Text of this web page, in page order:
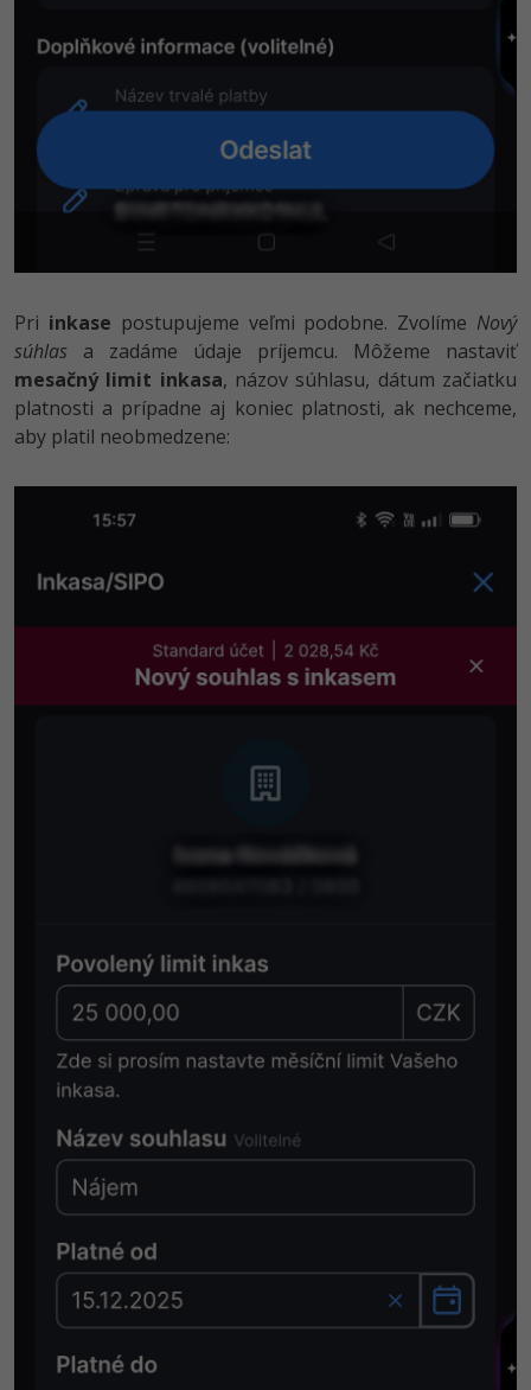
Pri inkase postupujeme veľmi podobne. Zvolíme Nový
súhlas a zadáme údaje príjemcu. Môžeme nastaviť
mesačný limit inkasa, názov súhlasu, dátum začiatku
platnosti a prípadne aj koniec platnosti, ak nechceme,
aby platil neobmedzene: